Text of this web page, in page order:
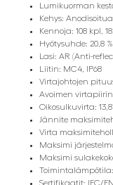
Lumikuorman
Kehys:
Kennoja: 108 kpl,
Hyötysuhde: 20,8 %
Lasi: AR (Anti-
Liitin: MC4, IP68
Virtajohtojen
Avoimen virtapiirin
Oikosulkuvirta:
Jännite
Virta
Maksimi
Maksimi
Toimintalämpötila:
Sertifikaatit: IEC/